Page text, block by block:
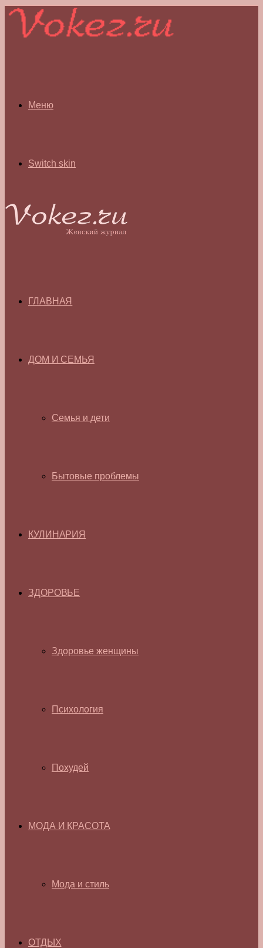
Меню
Switch skin
ГЛАВНАЯ
ДОМ И СЕМЬЯ
Семья и дети
Бытовые проблемы
КУЛИНАРИЯ
ЗДОРОВЬЕ
Здоровье женщины
Психология
Похудей
МОДА И КРАСОТА
Мода и стиль
ОТДЫХ